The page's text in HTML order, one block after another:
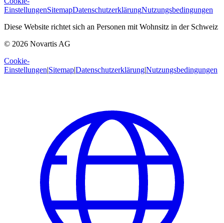
EinstellungenSitemapDatenschutzerklärungNutzungsbedingungen
Diese Website richtet sich an Personen mit Wohnsitz in der Schweiz
© 2026 Novartis AG
Cookie-
Einstellungen|Sitemap|Datenschutzerklärung|Nutzungsbedingungen